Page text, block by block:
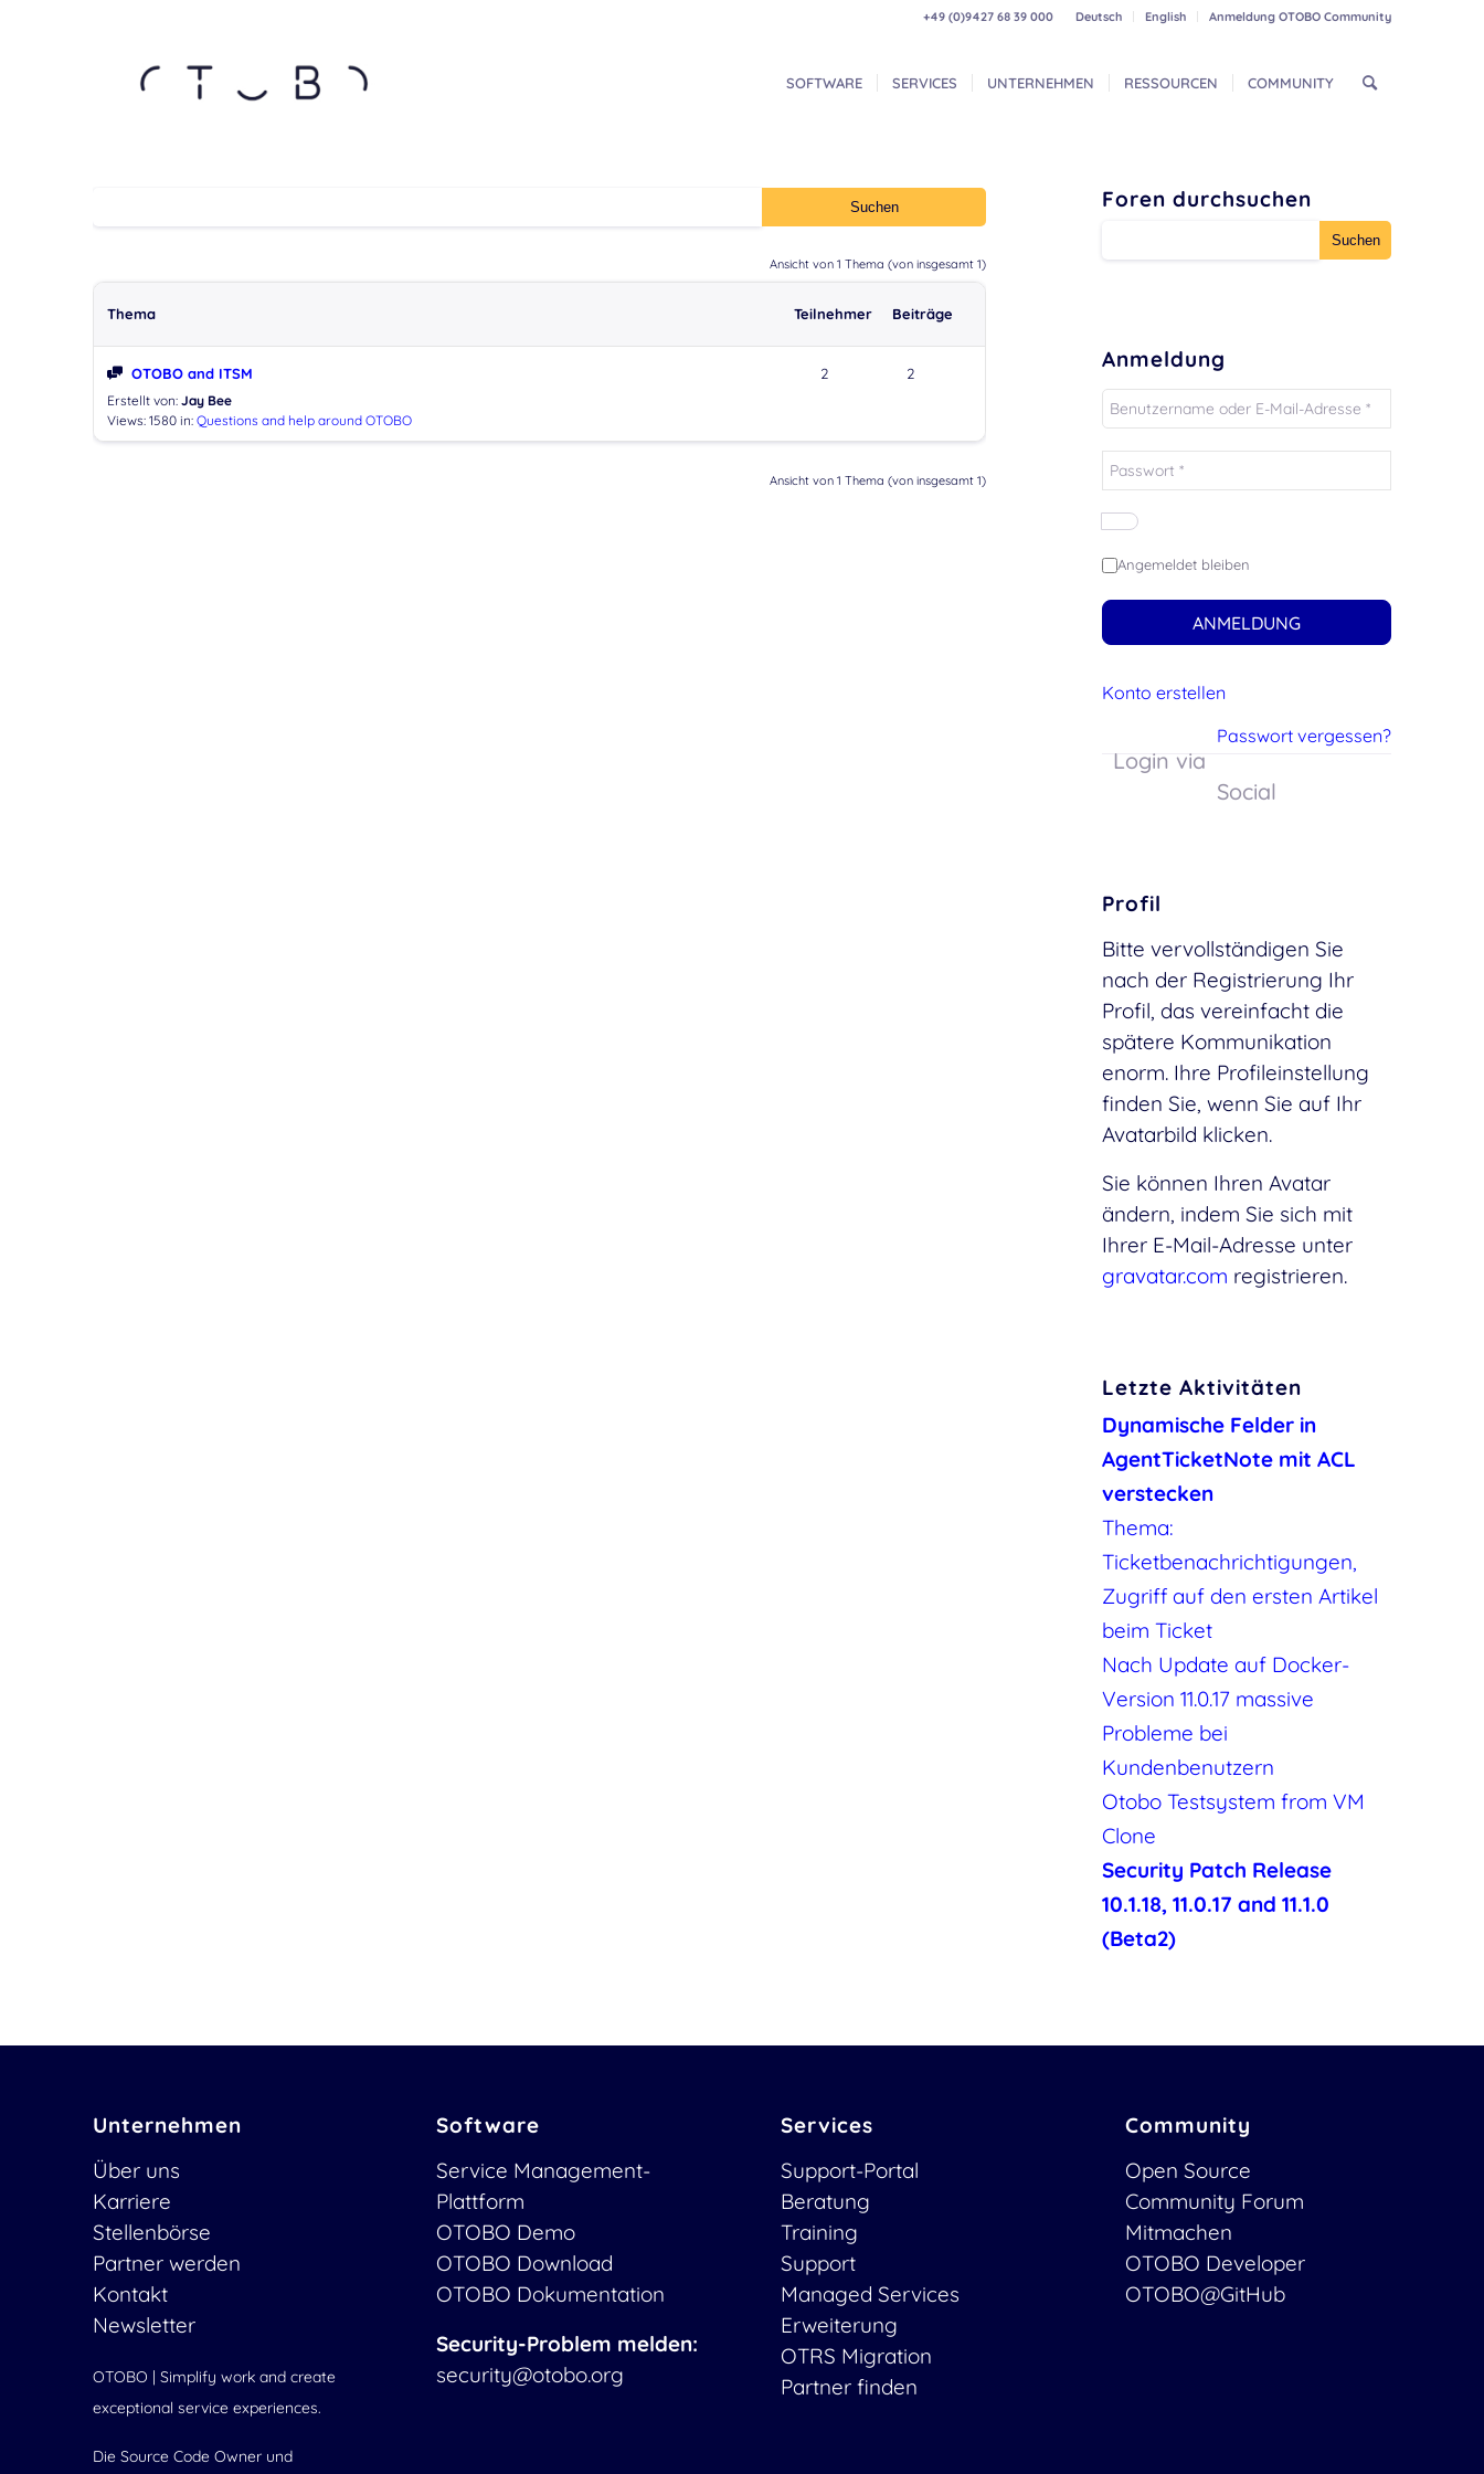
Deutsch English Anmeldung OTOBO Community
+49 (0)9427 68 39 000
SOFTWARE SERVICES UNTERNEHMEN RESSOURCEN COMMUNITY
Ansicht von 1 Thema (von insgesamt 1)
Thema Teilnehmer Beiträge
OTOBO and ITSM
Erstellt von: Jay Bee
Views: 1580 in: Questions and help around OTOBO
2 2
Ansicht von 1 Thema (von insgesamt 1)
Foren durchsuchen
Anmeldung
Angemeldet bleiben
ANMELDUNG
Konto erstellen
Passwort vergessen?
Login via
Social
Profil
Bitte vervollständigen Sie
nach der Registrierung Ihr
Profil, das vereinfacht die
spätere Kommunikation
enorm. Ihre Profileinstellung
finden Sie, wenn Sie auf Ihr
Avatarbild klicken.
Sie können Ihren Avatar
ändern, indem Sie sich mit
Ihrer E-Mail-Adresse unter
gravatar.com registrieren.
Letzte Aktivitäten
Dynamische Felder in
AgentTicketNote mit ACL
verstecken
Thema:
Ticketbenachrichtigungen,
Zugriff auf den ersten Artikel
beim Ticket
Nach Update auf Docker-
Version 11.0.17 massive
Probleme bei
Kundenbenutzern
Otobo Testsystem from VM
Clone
Security Patch Release
10.1.18, 11.0.17 and 11.1.0
(Beta2)
Unternehmen
Über uns
Karriere
Stellenbörse
Partner werden
Kontakt
Newsletter
OTOBO | Simplify work and create
exceptional service experiences.
Die Source Code Owner und
Software
Service Management-
Plattform
OTOBO Demo
OTOBO Download
OTOBO Dokumentation
Security-Problem melden:
security@otobo.org
Services
Support-Portal
Beratung
Training
Support
Managed Services
Erweiterung
OTRS Migration
Partner finden
Community
Open Source
Community Forum
Mitmachen
OTOBO Developer
OTOBO@GitHub